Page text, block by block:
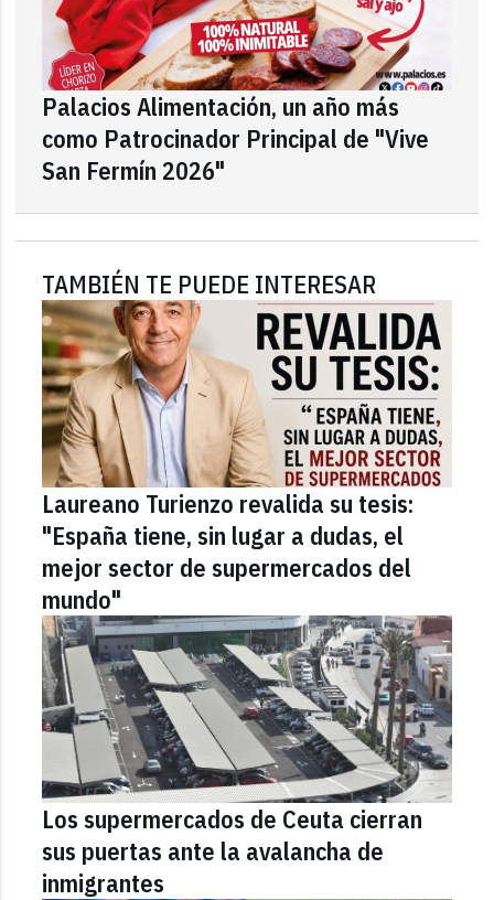
Palacios Alimentación, un año más
como Patrocinador Principal de "Vive
San Fermín 2026"
TAMBIÉN TE PUEDE INTERESAR
Laureano Turienzo revalida su tesis:
"España tiene, sin lugar a dudas, el
mejor sector de supermercados del
mundo"
Los supermercados de Ceuta cierran
sus puertas ante la avalancha de
inmigrantes